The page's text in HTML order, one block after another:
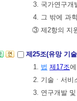
3. 국가연구개
4. 그 밖에 과
③ 제2항의 지
제25조(유망 기
1. 법 제17조
2. 기술ㆍ서비
3. 연구개발